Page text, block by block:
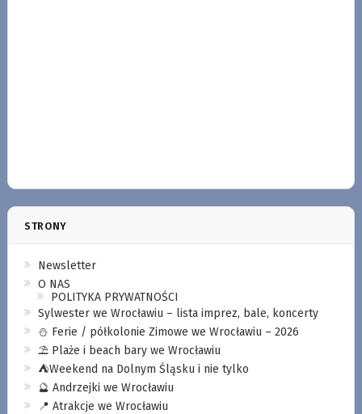
STRONY
Newsletter
O NAS
POLITYKA PRYWATNOŚCI
Sylwester we Wrocławiu – lista imprez, bale, koncerty
⛄️ Ferie / półkolonie Zimowe we Wrocławiu – 2026
⛱️ Plaże i beach bary we Wrocławiu
⛺️Weekend na Dolnym Śląsku i nie tylko
🔮 Andrzejki we Wrocławiu
📍 Atrakcje we Wrocławiu